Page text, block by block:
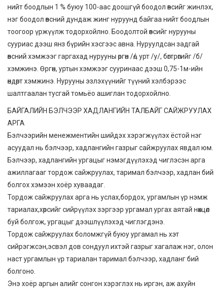
нийт боодлын 1 % буюу 100-аас доошгүй боодол өвсийг жинлэх,
нэг боодол өвсний дундаж жинг нуруунд байгаа нийт боодлын
тоогоор үржүүлж тодорхойлно. Боодолтой өвсийг нурууны
сууриас дээш янз бүрийн хэсгээс авна. Нуруулдсан задгай
өвсний хэмжээг гаргахад нурууны өргөн /ө/, урт /у/, бөгтрөгийг /б/
хэмжинэ. Өргөн, уртын хэмжээг сууринаас дээш 0,75-1м-ийн
өндөрт хэмжинэ. Нурууны эзлэхүүнийг түүний хэлбэрээс
шалтгаалан тусгай томьёо ашиглан тодорхойлно.
БАЙГАЛИЙН БЭЛЧЭЭР ХАДЛАНГИЙН ТАЛБАЙГ САЙЖРУУЛАХ
АРГА
Бэлчээрийн менежментийн шийдэх хэрэгжүүлэх ёстой нэг
асуудал нь бэлчээр, хадлангийн газрыг сайжруулах явдал юм.
Бэлчээр, хадлангийн ургацыг нэмэгдүүлэхэд чиглэсэн арга
ажиллагааг тордож сайжруулах, таримал бэлчээр, хадлан бий
болгох хэмээн хоёр хуваадаг.
Тордож сайжруулах арга нь услах,бордох, ургамлын үр нэмж
тариалах,хөрсийг сийрүүлэх зэргээр ургамал ургах аятай нөхцөл
буй болгож, ургацыг дээшлүүлэхэд чиглэгдэнэ.
Тордож сайжруулах боломжгүй буюу ургамал нь хэт
сийрэгжсэн,эсвэл дов сондуул ихтэй газрыг хагалаж нэг, олон
наст ургамлын үр тариалан таримал бэлчээр, хадланг бий
болгоно.
Энэ хоёр аргын алийг сонгон хэрэглэх нь иргэн, аж ахуйн